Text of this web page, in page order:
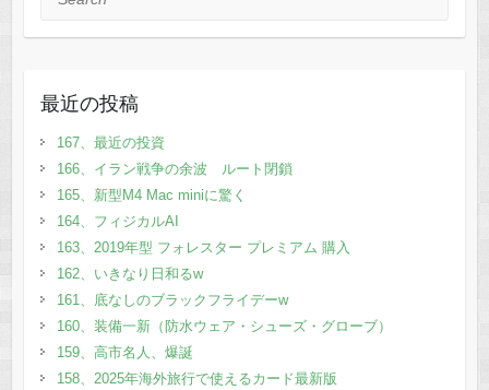
最近の投稿
167、最近の投資
166、イラン戦争の余波 ルート閉鎖
165、新型M4 Mac miniに驚く
164、フィジカルAI
163、2019年型 フォレスター プレミアム 購入
162、いきなり日和るw
161、底なしのブラックフライデーw
160、装備一新（防水ウェア・シューズ・グローブ）
159、高市名人、爆誕
158、2025年海外旅行で使えるカード最新版